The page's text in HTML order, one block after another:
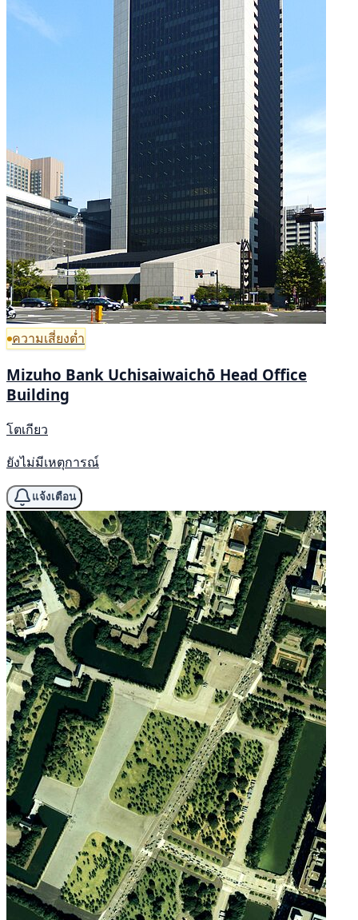
ความเสี่ยงต่ำ
Mizuho Bank Uchisaiwaichō Head Office
Building
โตเกียว
ยังไม่มีเหตุการณ์
แจ้งเตือน